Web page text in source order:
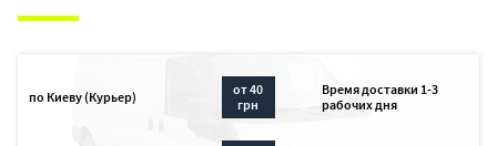
по Киеву (Курьер)
от 40
грн
Время доставки 1-3
рабочих дня